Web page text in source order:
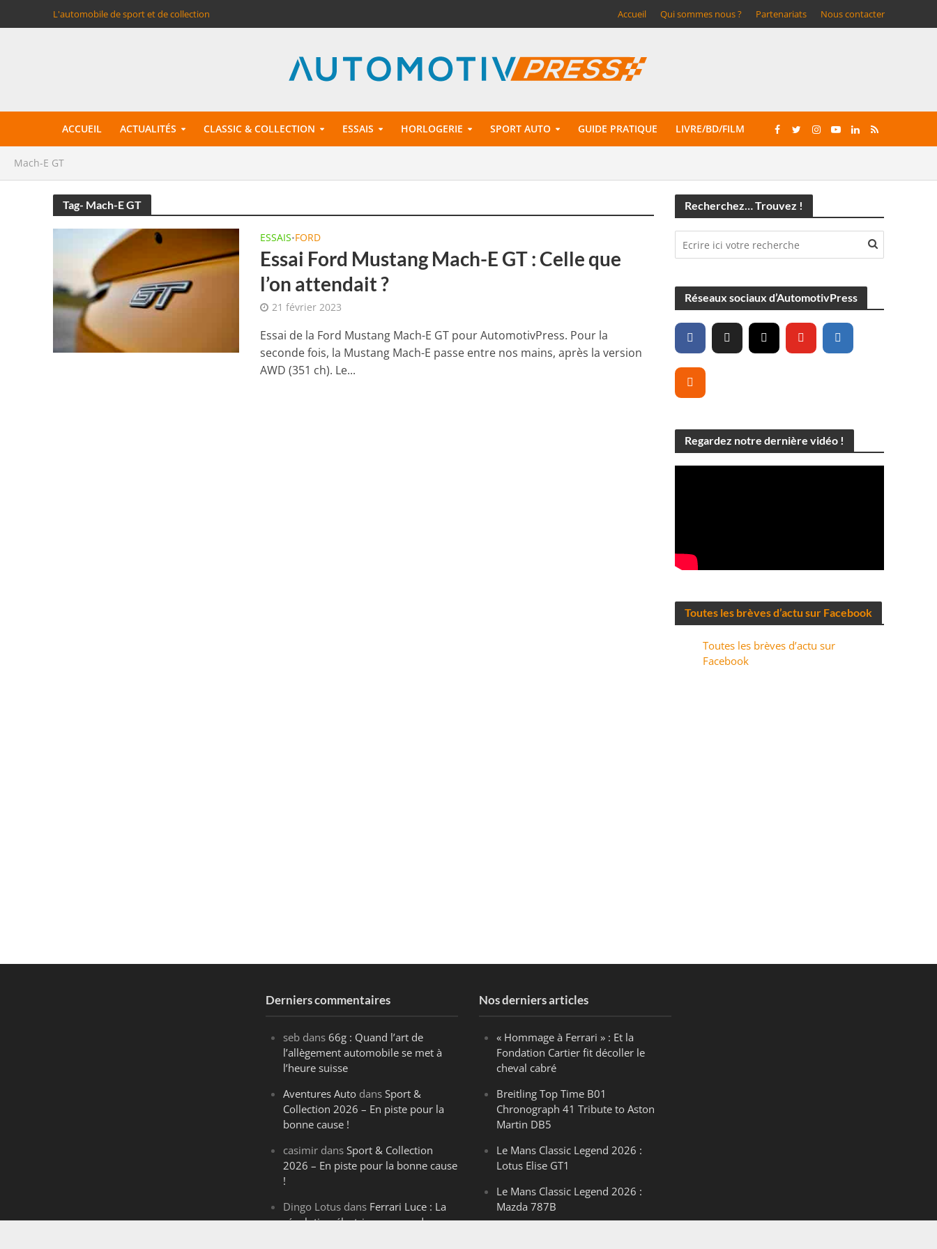
L'automobile de sport et de collection Accueil Qui sommes nous ? Partenariats Nous contacter
ACCUEIL ACTUALITÉS CLASSIC & COLLECTION ESSAIS HORLOGERIE SPORT AUTO GUIDE PRATIQUE LIVRE/BD/FILM
Mach-E GT
Tag- Mach-E GT
ESSAIS•FORD
Essai Ford Mustang Mach-E GT : Celle que
l’on attendait ?
21 février 2023
Essai de la Ford Mustang Mach-E GT pour AutomotivPress. Pour la
seconde fois, la Mustang Mach-E passe entre nos mains, après la version
AWD (351 ch). Le...
Recherchez… Trouvez !
Réseaux sociaux d’AutomotivPress
Regardez notre dernière vidéo !
Toutes les brèves d’actu sur Facebook
Toutes les brèves d’actu sur
Facebook
Derniers commentaires
seb dans66g : Quand l’art de
l’allègement automobile se met à
l’heure suisse
Aventures Auto dansSport &
Collection 2026 – En piste pour la
bonne cause !
casimir dansSport & Collection
2026 – En piste pour la bonne cause
!
Dingo Lotus dans Ferrari Luce : La
révolution électrique venue de
Nos derniers articles
« Hommage à Ferrari » : Et la
Fondation Cartier fit décoller le
cheval cabré
Breitling Top Time B01
Chronograph 41 Tribute to Aston
Martin DB5
Le Mans Classic Legend 2026 :
Lotus Elise GT1
Le Mans Classic Legend 2026 :
Mazda 787B